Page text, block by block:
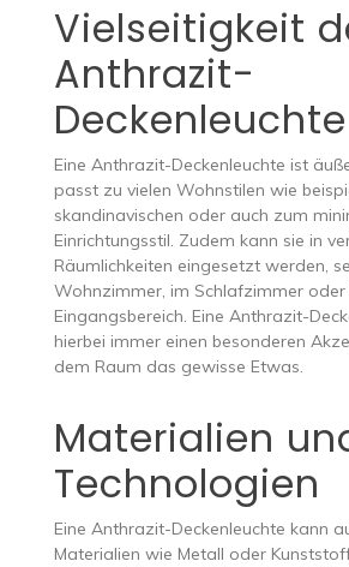
Vielseitigkeit
Anthrazit-
Deckenleuchte
Eine Anthrazit-Deckenleuchte ist
passt zu vielen Wohnstilen wie
skandinavischen oder auch zum
Einrichtungsstil. Zudem kann sie in
Räumlichkeiten eingesetzt werden,
Wohnzimmer, im Schlafzimmer oder
Eingangsbereich. Eine Anthrazit-
hierbei immer einen besonderen
dem Raum das gewisse Etwas.
Materialien
Technologien
Eine Anthrazit-Deckenleuchte kann
Materialien wie Metall oder